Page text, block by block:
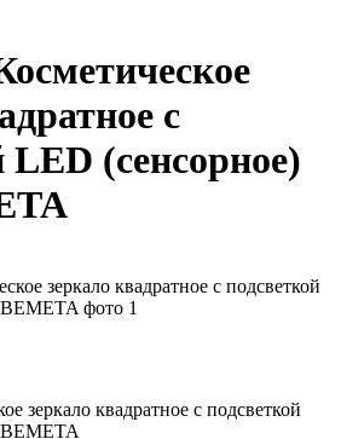
с
LED (сенсорное)
зеркало квадратное с подсветкой